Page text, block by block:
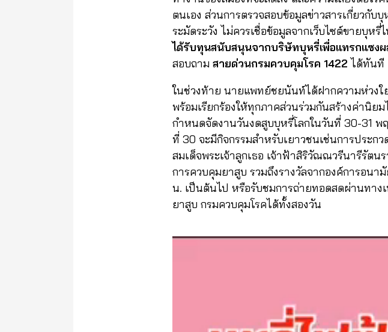
ตนเอง ส่วนการตรวจสอบข้อมูลข่าวสารเกี่ยวกั
ระมัดระวัง ไม่ควรเชื่อข้อมูลจากเว็บไซต์ขายบุหรี่
ได้รับทุนสนับสนุนจากบริษัทบุหรี่เพื่อแทรกแซง
สอบถาม สายด่วนกรมควบคุมโรค 1422 ได้ทันที
ในช่วงท้าย นายแพทย์ชยนันท์ได้ฝากความห่วง
พร้อมเรียกร้องให้ทุกภาคส่วนร่วมกันสร้างค่านิ
กำหนดจัดงานวันงดสูบบุหรี่โลกในวันที่ 30-31
ที่ 30 จะมีกิจกรรมสำหรับเยาวชนเช่นการประ
สมเด็จพระเจ้าลูกเธอ เจ้าฟ้าสิริวัณณวรีนารีรัต
การควบคุมยาสูบ รวมถึงรางวัลจากองค์การอนา
น. เป็นต้นไป หรือรับชมการถ่ายทอดสดผ่านทา
ยาสูบ กรมควบคุมโรคได้ทั้งสองวัน